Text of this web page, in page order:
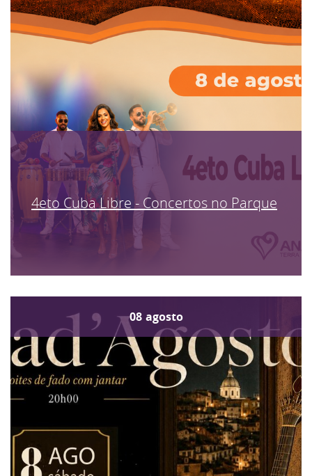
4eto Cuba Libre - Concertos no Parque
08 agosto